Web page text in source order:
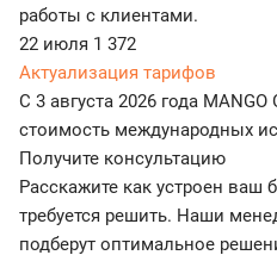
работы с клиентами.
22 июля 1 372
Актуализация тарифов
С 3 августа 2026 года MANGO
стоимость международных
Получите консультацию
Расскажите как устроен ваш
требуется решить. Наши
подберут оптимальное